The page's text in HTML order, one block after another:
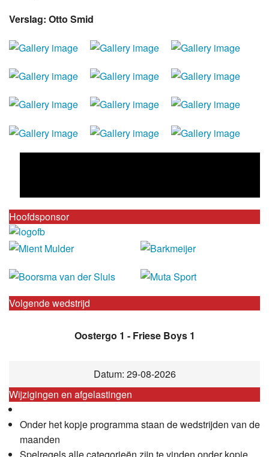
Verslag: Otto Smid
Hoofdsponsor
Volgende wedstrijd
Oostergo 1 - Friese Boys 1
Datum: 29-08-2026
Wijzigingen en afgelastingen
Onder het kopje programma staan de wedstrijden van de
maanden